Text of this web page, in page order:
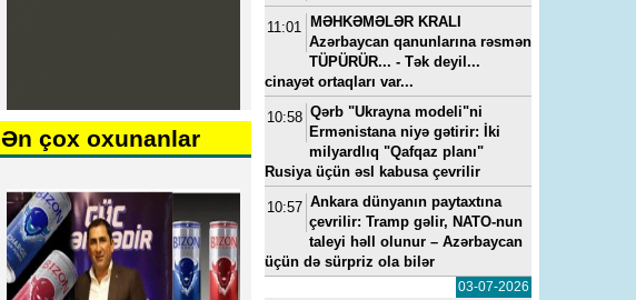
Ən çox oxunanlar
11:01
MƏHKƏMƏLƏR KRALI
Azərbaycan qanunlarına rəsmən
TÜPÜRÜR... - Tək deyil...
cinayət ortaqları var...
10:58 Qərb "Ukrayna modeli"ni
Ermənistana niyə gətirir: İki
milyardlıq "Qafqaz planı"
Rusiya üçün əsl kabusa çevrilir
10:57 Ankara dünyanın paytaxtına
çevrilir: Tramp gəlir, NATO-nun
taleyi həll olunur – Azərbaycan
üçün də sürpriz ola bilər
03-07-2026